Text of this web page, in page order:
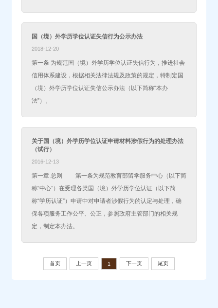
国（境）外学历学位认证失信行为公示办法
2018-12-20
第一条 为规范国（境）外学历学位认证失信行为，推进社会
信用体系建设，根据相关法律法规及政策的规定，特制定国
（境）外学历学位认证失信公示办法（以下简称“本办
法”）。
关于国（境）外学历学位认证申请材料涉假行为的处理办法
（试行）
2016-12-13
第一章 总则 第一条为规范教育部留学服务中心（以下简
称“中心”）在受理各类国（境）外学历学位认证（以下简
称“学历认证”）申请中对申请者涉假行为的认定与处理，确
保各项服务工作公平、公正，参照政府主管部门的相关规
定，制定本办法。
首页 上一页 1 下一页 尾页